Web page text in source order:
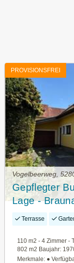
PROVISIONSFREI
Vogelbeerweg,
Gepflegter
Lage -
(Provisionsfrei)
Terrasse
110 m2 - 4 Zimmer -
802 m2 Baujahr:
Merkmale: ●